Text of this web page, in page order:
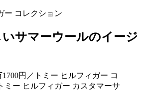
ー コレクション
サマーウールのイージ